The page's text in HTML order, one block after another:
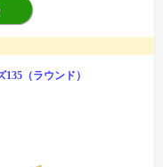
（ラウンド）